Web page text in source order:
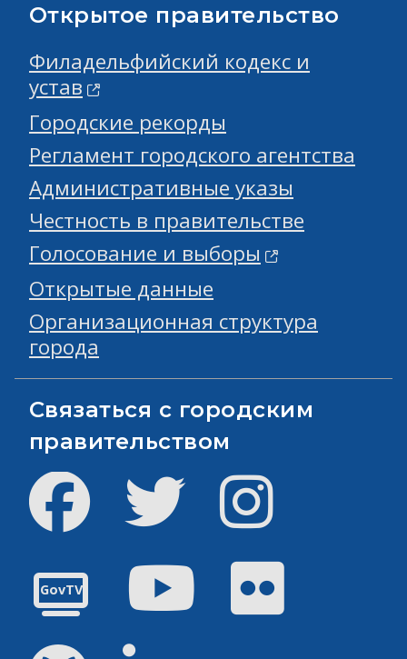
Открытое правительство
Филадельфийский кодекс и
устав
Городские рекорды
Регламент городского агентства
Административные указы
Честность в правительстве
Голосование и выборы
Открытые данные
Организационная структура
города
Связаться с городским
правительством
Facebook Твиттер
GovTV
Youtube